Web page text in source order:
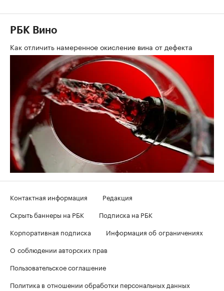
РБК Вино
Как отличить намеренное окисление вина от дефекта
Контактная информация
Редакция
Скрыть баннеры на РБК
Подписка на РБК
Корпоративная подписка
Информация об ограничениях
О соблюдении авторских прав
Пользовательское соглашение
Политика в отношении обработки персональных данных